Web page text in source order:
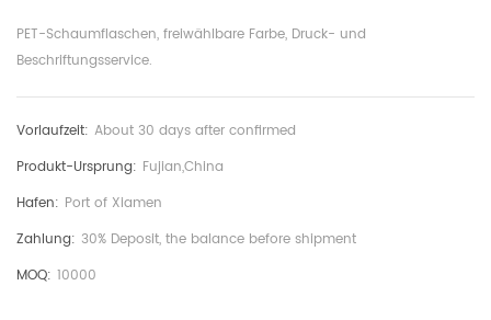
PET-Schaumflaschen, freiwählbare Farbe, Druck- und
Beschriftungsservice.
Vorlaufzeit: About 30 days after confirmed
Produkt-Ursprung: Fujian,China
Hafen: Port of Xiamen
Zahlung: 30% Deposit, the balance before shipment
MOQ: 10000